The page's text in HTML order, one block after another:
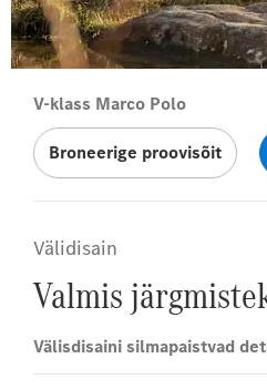
V-klass Marco Polo
Broneerige proovisõit
Välidisain
Valmis
Välisdisaini silmapaistvad